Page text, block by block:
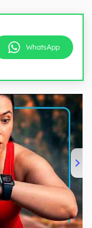
WhatsApp